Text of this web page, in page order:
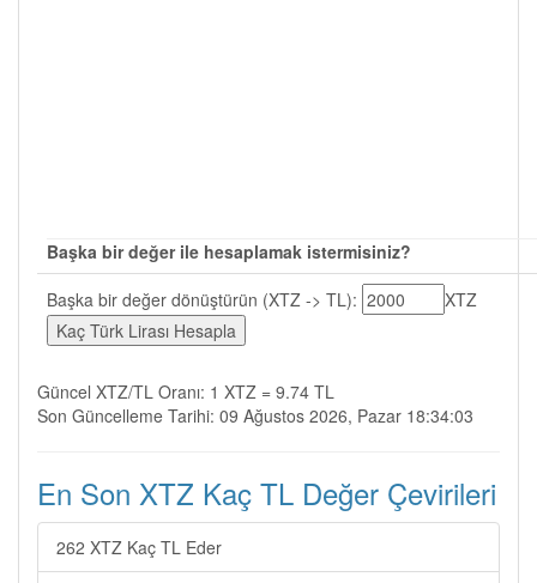
Başka bir değer ile hesaplamak istermisiniz?
Başka bir değer dönüştürün (XTZ -> TL):
XTZ
Güncel XTZ/TL Oranı: 1 XTZ = 9.74 TL
Son Güncelleme Tarihi: 09 Ağustos 2026, Pazar 18:34:03
En Son XTZ Kaç TL Değer Çevirileri
262 XTZ Kaç TL Eder